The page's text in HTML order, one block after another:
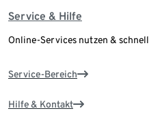
Service & Hilfe
Online-Services nutzen &
Service-Bereich
Hilfe & Kontakt